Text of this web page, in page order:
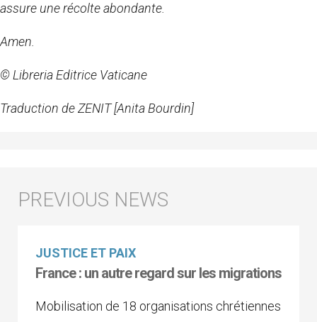
assure une récolte abondante.
Amen.
© Libreria Editrice Vaticane
Traduction de ZENIT [Anita Bourdin]
JUSTICE ET PAIX
France : un autre regard sur les migrations
Mobilisation de 18 organisations chrétiennes